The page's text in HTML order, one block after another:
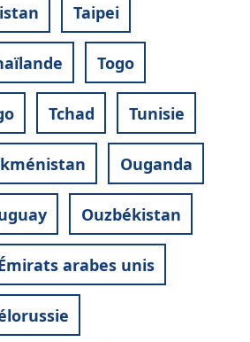
Taipei
Togo
Tchad Tunisie
Ouganda
Ouzbékistan
arabes unis